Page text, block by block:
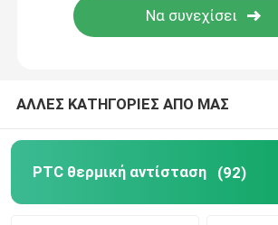
Επαναστημήσιμη ασφάλεια PPTC
ΑΛΛΕΣ ΚΑΤΗΓΟΡΙΕΣ ΑΠΟ ΜΑΣ
PTC θερμική αντίσταση (92)